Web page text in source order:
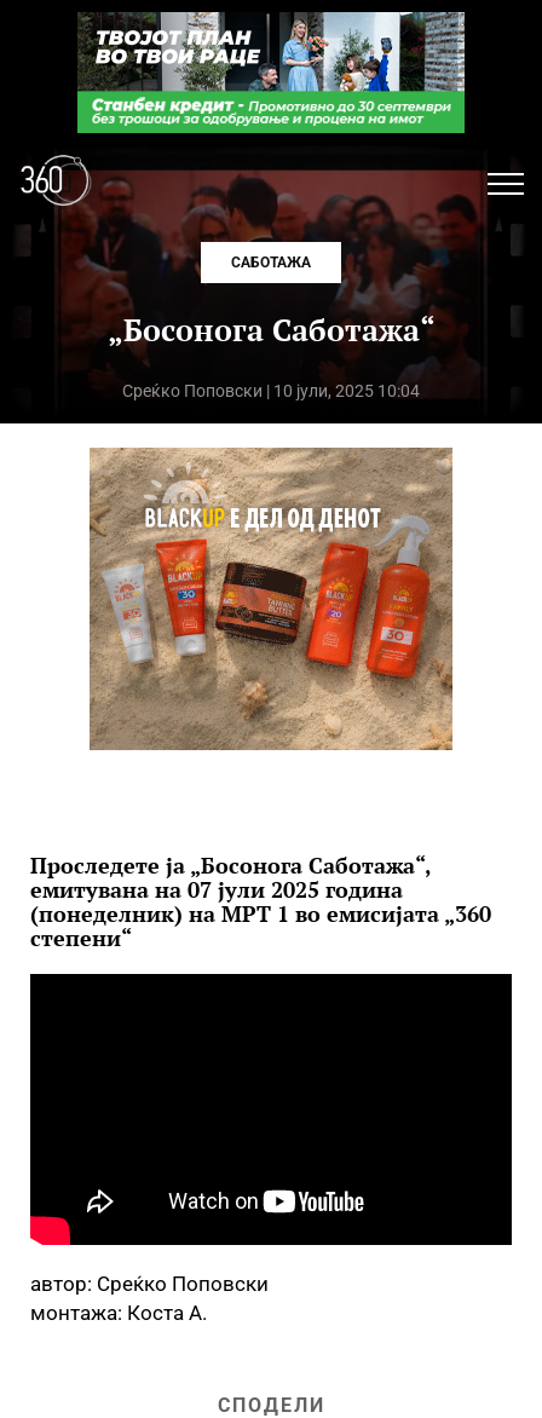
САБОТАЖА
„Босонога Саботажа“
Среќко Поповски | 10 јули, 2025 10:04
Проследете ја „Босонога Саботажа“,
емитувана на 07 јули 2025 година
(понеделник) на МРТ 1 во емисијата „360
степени“
автор: Среќко Поповски
монтажа: Коста А.
СПОДЕЛИ